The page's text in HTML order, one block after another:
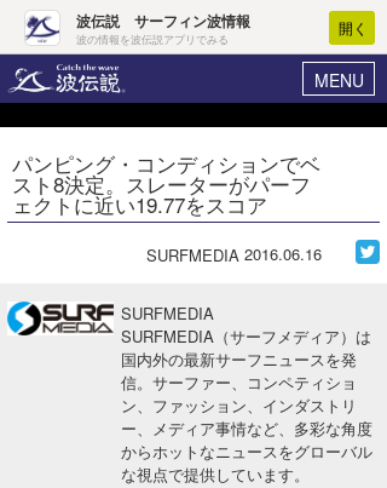
波伝説 サーフィン波情報
波の情報を波伝説アプリでみる
開く
MENU
ヘルプ マイホーム
ログイン
WAVE HUNTER波予想ツール
サーフィンエリアガイド
パンピング・コンディションでベ
スト8決定。スレーターがパーフ
ェクトに近い19.77をスコア
SURFMEDIA 2016.06.16
SURFMEDIA
SURFMEDIA（サーフメディア）は
国内外の最新サーフニュースを発
信。サーファー、コンペティショ
ン、ファッション、インダストリ
ー、メディア事情など、多彩な角度
からホットなニュースをグローバル
な視点で提供しています。
Core Surf Japan
コンテスト
ファッション/グッズ
アート＆エンタメ
ショップ情報